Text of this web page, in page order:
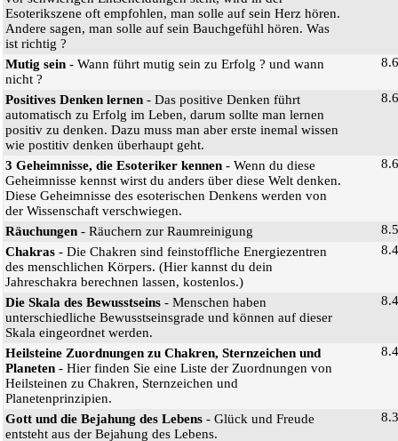
Esoterikszene oft empfohlen, man solle auf sein Herz hören.
Andere sagen, man solle auf sein Bauchgefühl hören. Was
ist richtig ?
Mutig sein - Wann führt mutig sein zu Erfolg ? und wann
nicht ?
8.6
Positives Denken lernen - Das positive Denken führt
automatisch zu Erfolg im Leben, darum sollte man lernen
positiv zu denken. Dazu muss man aber erste inemal wissen
wie postitiv denken überhaupt geht.
8.6
3 Geheimnisse, die Esoteriker kennen - Wenn du diese
Geheimnisse kennst wirst du anders über diese Welt denken.
Diese Geheimnisse des esoterischen Denkens werden von
der Wissenschaft verschwiegen.
8.6
Räuchungen - Räuchern zur Raumreinigung
8.5
Chakras - Die Chakren sind feinstoffliche Energiezentren
des menschlichen Körpers. (Hier kannst du dein
Jahreschakra berechnen lassen, kostenlos.)
8.4
Die Skala des Bewusstseins - Menschen haben
unterschiedliche Bewusstseinsgrade und können auf dieser
Skala eingeordnet werden.
8.4
Heilsteine Zuordnungen zu Chakren, Sternzeichen und
Planeten - Hier finden Sie eine Liste der Zuordnungen von
Heilsteinen zu Chakren, Sternzeichen und
Planetenprinzipien.
8.4
Gott und die Bejahung des Lebens - Glück und Freude
entsteht aus der Bejahung des Lebens.
8.3